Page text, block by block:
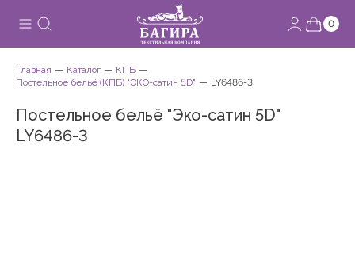
0
Главная Каталог
КПБ
Постельное бельё (КПБ) "ЭКО-сатин 5D"
LY6486-3
Постельное бельё "Эко-сатин 5D"
LY6486-3